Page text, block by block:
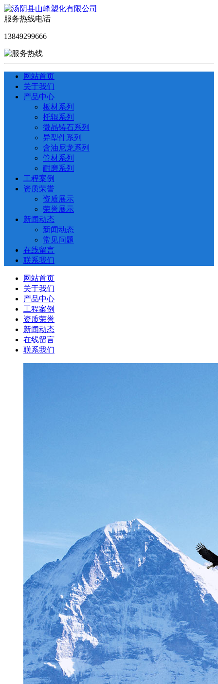
服务热线电话
13849299666
网站首页
关于我们
产品中心
板材系列
托辊系列
微晶铸石系列
异型件系列
含油尼龙系列
管材系列
耐磨系列
工程案例
资质荣誉
资质展示
荣誉展示
新闻动态
新闻动态
常见问题
在线留言
联系我们
网站首页
关于我们
产品中心
工程案例
资质荣誉
新闻动态
在线留言
联系我们